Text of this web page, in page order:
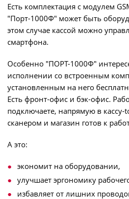
Есть комплектация с модулем
"Порт-1000Ф" может быть
этом случае кассой можно
смартфона.
Особенно "ПОРТ-1000Ф"
исполнении со встроенным
установленным на него
Есть фронт-офис и бэк-офис.
подключаете, напрямую в кассу-
сканером и магазин готов к
А это:
экономит на оборудовании,
улучшает эргономику
избавляет от лишних